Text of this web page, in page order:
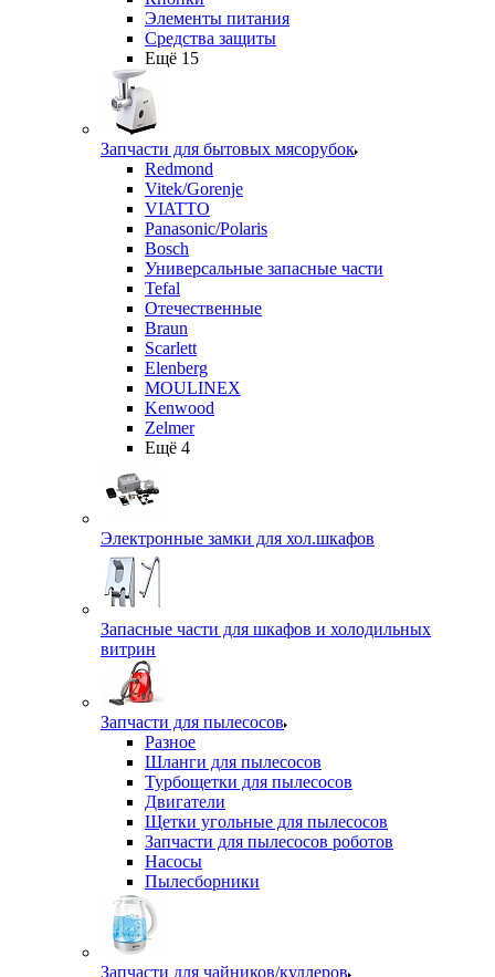
Элементы питания
Средства защиты
Ещё 15
Запчасти для бытовых мясорубок
Redmond
Vitek/Gorenje
VIATTO
Panasonic/Polaris
Bosch
Универсальные запасные части
Tefal
Отечественные
Braun
Scarlett
Elenberg
MOULINEX
Kenwood
Zelmer
Ещё 4
Электронные замки для хол.шкафов
Запасные части для шкафов и холодильных
витрин
Запчасти для пылесосов
Разное
Шланги для пылесосов
Турбощетки для пылесосов
Двигатели
Щетки угольные для пылесосов
Запчасти для пылесосов роботов
Насосы
Пылесборники
Запчасти для чайников/куллеров